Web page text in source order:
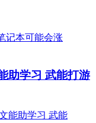
助学习 武能打游